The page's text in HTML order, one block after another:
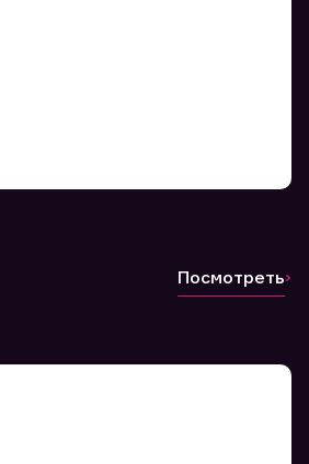
Посмотреть